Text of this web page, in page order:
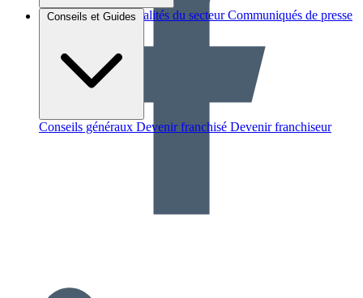
Brèves et actus Actualités du secteur Communiqués de presse
Conseils et Guides
Conseils généraux Devenir franchisé Devenir franchiseur